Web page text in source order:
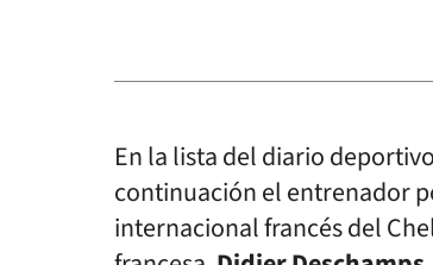
En la lista del diario
continuación el entrenador
internacional francés del